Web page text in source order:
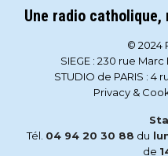
Une radio catholique,
© 2024
SIEGE : 230 rue
STUDIO de PARIS : 4
Privacy &
Tél. 04 94 20 30 88 du
de